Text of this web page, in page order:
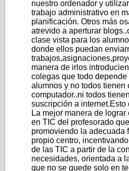
nuestro ordenador y
trabajo administrativo en
planificación. Otros más
atrevido a aperturar
clase vista para los
donde ellos puedan
manera de irlos
colegas que todo
alumnos y no todos tienen
computador..ni todos
suscripción a
La mejor manera de
en TIC del profesorado
promoviendo la adecuada
propio centro,
de las TIC a partir de la
necesidades, orientada a
que no se quede solo en